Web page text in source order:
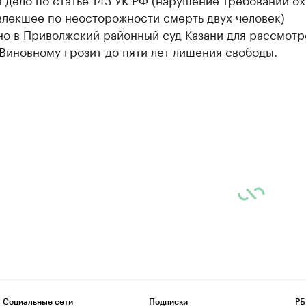
по неосторожности смерть двух человек)
в Приволжский районный суд Казани для
грозит до пяти лет лишения свободы.
Социальные сети Подписки